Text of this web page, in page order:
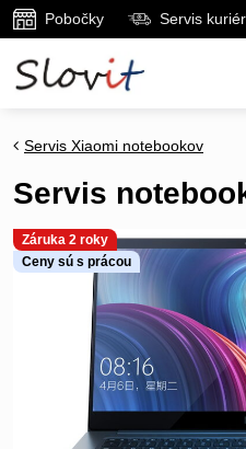
Pobočky Servis
Záruka 2 roky
Ceny sú s prácou
Servis Xiaomi notebookov
Servis